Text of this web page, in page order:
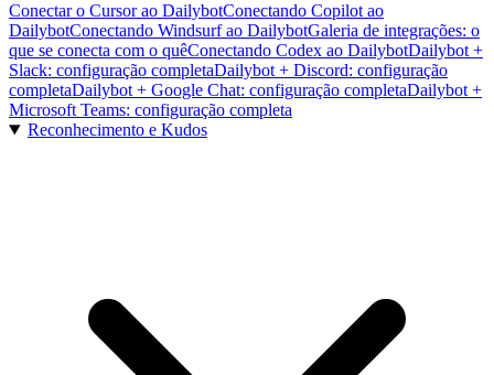
Conectar o Cursor ao DailybotConectando Copilot ao
DailybotConectando Windsurf ao DailybotGaleria de integrações: o
que se conecta com o quêConectando Codex ao DailybotDailybot +
Slack: configuração completaDailybot + Discord: configuração
completaDailybot + Google Chat: configuração completaDailybot +
Microsoft Teams: configuração completa
Reconhecimento e Kudos